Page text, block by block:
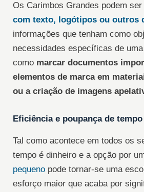
Os Carimbos Grandes podem ser
com texto, logótipos ou outros
informações que tenham como
necessidades específicas de
como marcar documentos
elementos de marca em
ou a criação de imagens
Eficiência e poupança de tempo
Tal como acontece em todos os
tempo é dinheiro e a opção por
pequeno pode tornar-se uma
esforço maior que acaba por